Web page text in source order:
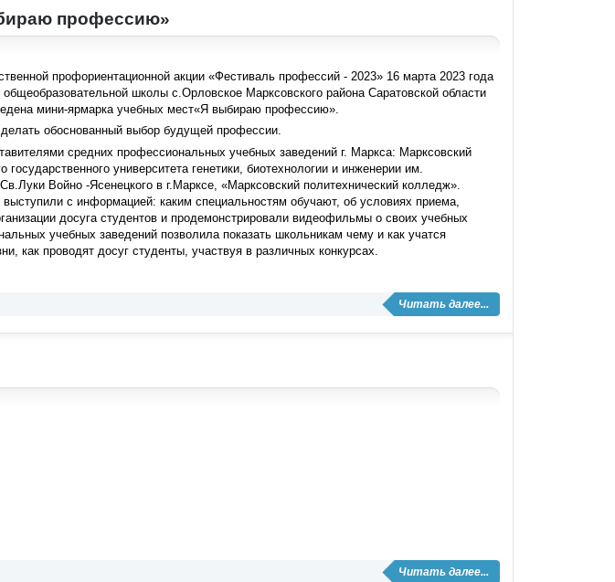
профессию»
профориентационной акции «Фестиваль профессий - 2023» 16 марта 2023 года
школы с.Орловское Марксовского района Саратовской области
мини-ярмарка учебных мест«Я выбираю профессию».
обоснованный выбор будущей профессии.
средних профессиональных учебных заведений г. Маркса: Марксовский
университета генетики, биотехнологии и инженерии им.
Войно -Ясенецкого в г.Марксе, «Марксовский политехнический колледж».
с информацией: каким специальностям обучают, об условиях приема,
досуга студентов и продемонстрировали видеофильмы о своих учебных
учебных заведений позволила показать школьникам чему и как учатся
как проводят досуг студенты, участвуя в различных конкурсах.
Читать далее...
Читать далее...